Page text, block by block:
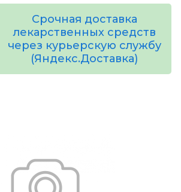
Срочная доставка
лекарственных средств
через курьерскую службу
(Яндекс.Доставка)